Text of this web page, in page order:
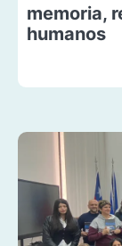
memoria,
humanos